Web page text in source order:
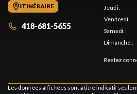
ITINÉRAIRE
418-681-5655
Jeudi:
Vendredi:
Samedi:
Dimanche:
Restez
Les données affichées sont à titre indicatif